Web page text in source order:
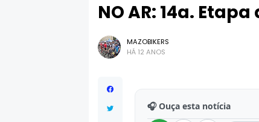
NO AR: 14a.
MAZOBIKERS
HÁ 12 ANOS
🎧 Ouça esta notícia